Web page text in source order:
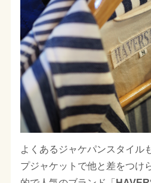
よくあるジャケパンスタイル
プジャケットで他と差をつけ